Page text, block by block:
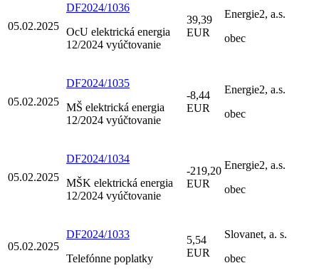
05.02.2025
DF2024/1036
OcU elektrická energia
12/2024 vyúčtovanie
39,39
EUR
Energie2, a.s.
obec
05.02.2025
DF2024/1035
MŠ elektrická energia
12/2024 vyúčtovanie
-8,44
EUR
Energie2, a.s.
obec
05.02.2025
DF2024/1034
MŠK elektrická energia
12/2024 vyúčtovanie
-219,20
EUR
Energie2, a.s.
obec
05.02.2025
DF2024/1033
Telefónne poplatky
5,54
EUR
Slovanet, a. s.
obec